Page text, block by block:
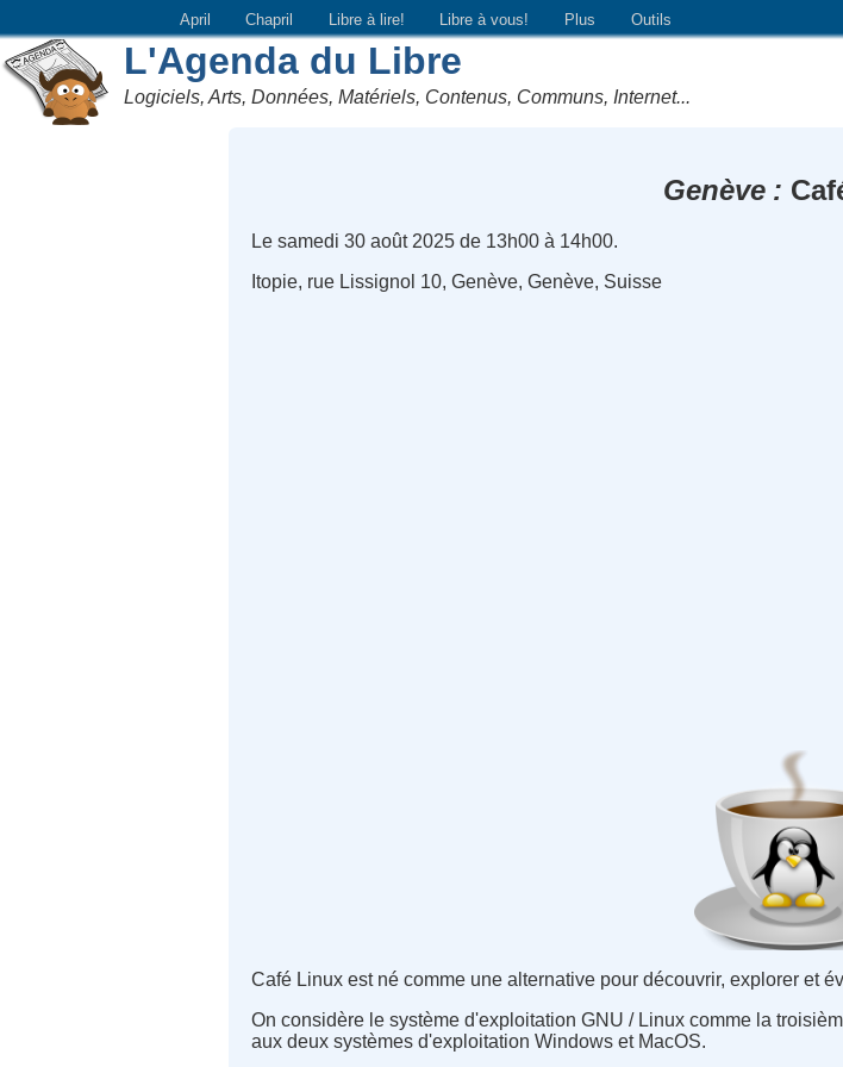
April Chapril Libre à lire! Libre à vous! Plus Outils
L'Agenda du Libre
Logiciels, Arts, Données, Matériels, Contenus, Communs, Internet...
Genève
Le samedi 30 août 2025 de 13h00 à 14h00.
Itopie, rue Lissignol 10, Genève, Genève, Suisse
Café Linux est né comme une alternative pour découvrir, explorer et
On considère le système d'exploitation GNU / Linux comme la
aux deux systèmes d'exploitation Windows et MacOS.